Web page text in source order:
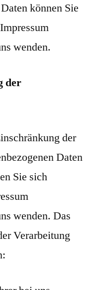
können Sie
wenden.
der
der
Daten
Sie sich
wenden. Das
Verarbeitung